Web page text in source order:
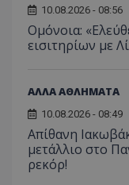
10.08.2026 - 08:56
Ομόνοια:
εισιτηρίων με
ΑΛΛΑ ΑΘΛΗΜΑΤΑ
10.08.2026 - 08:49
Απίθανη
μετάλλιο στο
ρεκόρ!